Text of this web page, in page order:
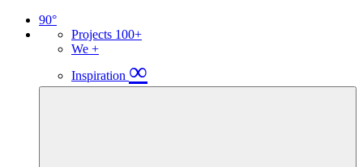
90°
Projects 100+
We +
Inspiration ∞